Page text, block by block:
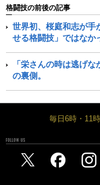
格闘技の前後の記事
世界初、桜庭和志が手
せる格闘技」ではなか
「栄さんの時は逃げ
の裏側。
毎日6時・11
FOLLOW US